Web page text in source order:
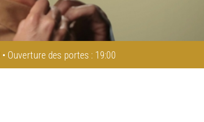
• Ouverture des portes : 19:00